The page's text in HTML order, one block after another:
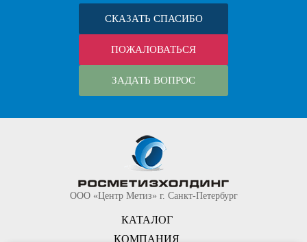
СКАЗАТЬ СПАСИБО
ПОЖАЛОВАТЬСЯ
ЗАДАТЬ ВОПРОС
КОМПАНИЯ
ООО «Центр Метиз» г. Санкт-Петербург
КАТАЛОГ